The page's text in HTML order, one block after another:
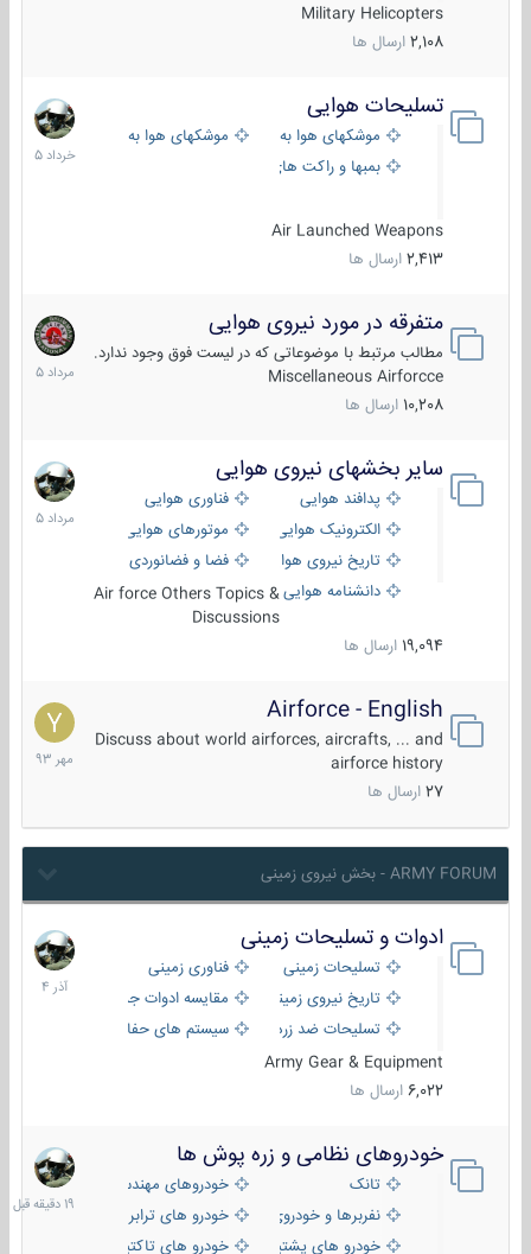
Military Helicopters
2,108 ارسال ها
تسلیحات هوایی
موشکهای هوا به هوا
موشکهای هوا به سطح
بمبها و راکت های هوایی
Air Launched Weapons
2,413 ارسال ها
30
خرداد
1405
متفرقه در مورد نیروی هوایی
مطالب مرتبط با موضوعاتی که در لیست فوق وجود ندارد.
Miscellaneous Airforcce
10,208 ارسال ها
7
مرداد
1405
سایر بخشهای نیروی هوایی
پدافند هوایی
فناوری هوایی
الکترونیک هوایی
موتورهای هوایی
تاریخ نیروی هوایی
فضا و فضانوردی
دانشنامه هواییAir force Others Topics &
Discussions
19,094 ارسال ها
2
مرداد
1405
Airforce - English
Discuss about world airforces, aircrafts, ... and
airforce history
27 ارسال ها
15
مهر
1393
ARMY FORUM - بخش نیروی زمینی
ادوات و تسلیحات زمینی
تسلیحات زمینی
فناوری زمینی
تاریخ نیروی زمینی
مقایسه ادوات جنگی
تسلیحات ضد زره
سیستم های حفاظت فعال
Army Gear & Equipment
6,022 ارسال ها
21
آذر
1404
خودروهای نظامی و زره پوش ها
تانک
خودروهای مهندسی
نفربرها و خودروی های رزمی پیاده نظام
خودرو های ترابری نظامی
خودرو های پشتیبانی آتش ، شناسایی و ضد تانک
خودرو های تاکتیکی نظامی
19
دقیقه
قبل